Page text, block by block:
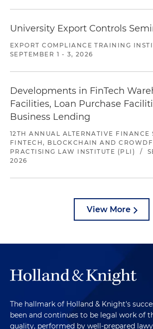
University Export Controls
EXPORT COMPLIANCE TRAINING
SEPTEMBER 1 - 3, 2026
Developments in FinTech
Facilities, Loan Purchase
Business Lending
12TH ANNUAL ALTERNATIVE FINANCE
FINTECH, BLOCKCHAIN AND
PRACTISING LAW INSTITUTE (PLI)
/
2026
View More
The hallmark of Holland & Knight's
been and continues to be legal work of
quality, performed by well-prepared